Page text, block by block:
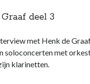
deel 3
met Henk de
met
klarinetten.